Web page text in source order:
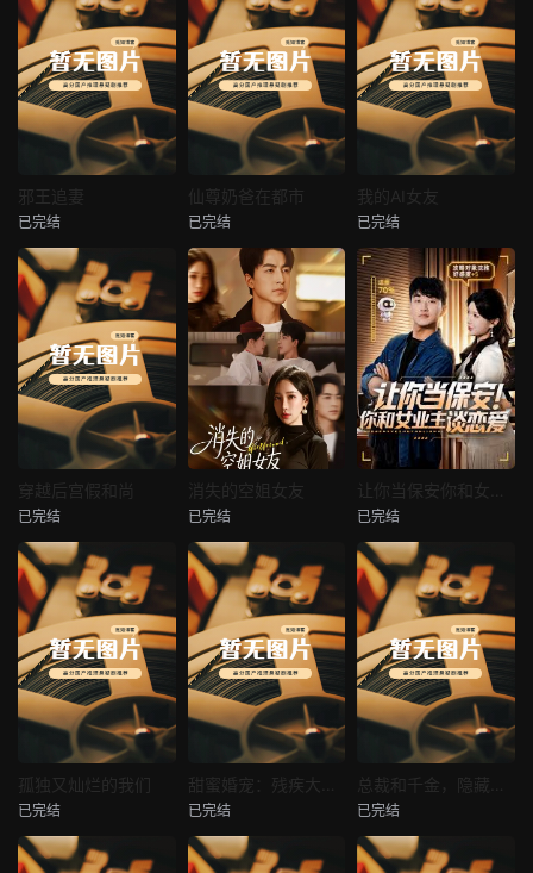
热播
邪王追妻
未知
邪王追妻
已完结
热播
未知
仙尊奶爸在都市
已完结
热播
我的AI女友
未知
我的AI女友
已完结
未知
穿越后宫假和尚
已完结
热播
未知
消失的空姐女友
已完结
未知
已完结
未知
孤独又灿烂的我们
已完结
热播
未知
已完结
热播
未知
已完结